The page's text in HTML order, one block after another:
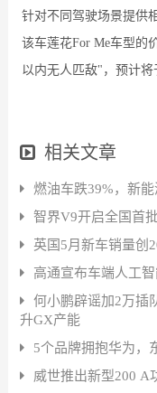
针对不同驾驶场景提供
该车莲花For Me车型的
以内无人匹敌"，预计将
相关文章
燃油车跌39%，新
智界V9开启全国首
英国5月新车销量创
高通宣布车端人工
何小鹏辟谣加2万插
升GX产能
5个品牌拥抱华为，
威世推出新型200 A